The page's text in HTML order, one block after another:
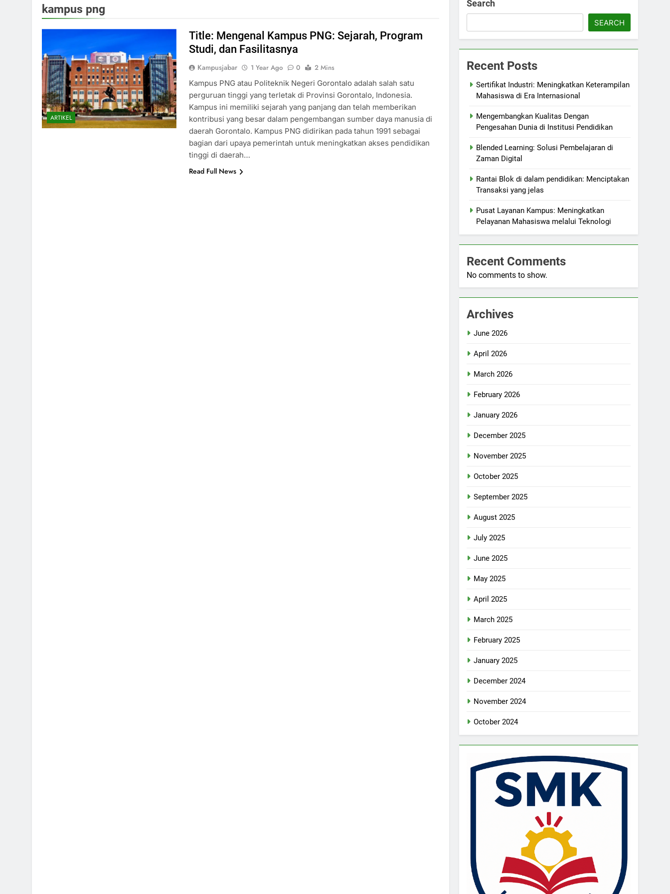
kampus png
ARTIKEL
Title: Mengenal Kampus PNG: Sejarah, Program
Studi, dan Fasilitasnya
Kampusjabar 1 Year Ago 0
2 Mins
Kampus PNG atau Politeknik Negeri Gorontalo adalah salah satu
perguruan tinggi yang terletak di Provinsi Gorontalo, Indonesia.
Kampus ini memiliki sejarah yang panjang dan telah memberikan
kontribusi yang besar dalam pengembangan sumber daya manusia di
daerah Gorontalo. Kampus PNG didirikan pada tahun 1991 sebagai
bagian dari upaya pemerintah untuk meningkatkan akses pendidikan
tinggi di daerah…
Read Full News
Search
SEARCH
Recent Posts
Sertifikat Industri: Meningkatkan Keterampilan
Mahasiswa di Era Internasional
Mengembangkan Kualitas Dengan
Pengesahan Dunia di Institusi Pendidikan
Blended Learning: Solusi Pembelajaran di
Zaman Digital
Rantai Blok di dalam pendidikan: Menciptakan
Transaksi yang jelas
Pusat Layanan Kampus: Meningkatkan
Pelayanan Mahasiswa melalui Teknologi
Recent Comments
No comments to show.
Archives
June 2026
April 2026
March 2026
February 2026
January 2026
December 2025
November 2025
October 2025
September 2025
August 2025
July 2025
June 2025
May 2025
April 2025
March 2025
February 2025
January 2025
December 2024
November 2024
October 2024